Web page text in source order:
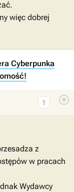
więc dobrej
Cyberpunka
1
z
w pracach
Wydawcy